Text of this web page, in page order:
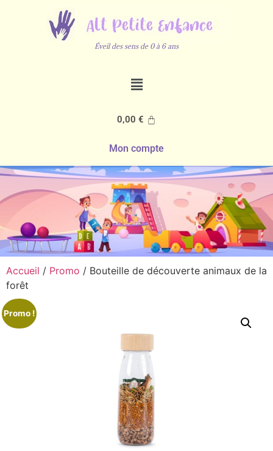
Éveil des sens de 0 à 6 ans
0,00€
Mon compte
Accueil / Promo / Bouteille de découverte animaux de la
forêt
Promo !